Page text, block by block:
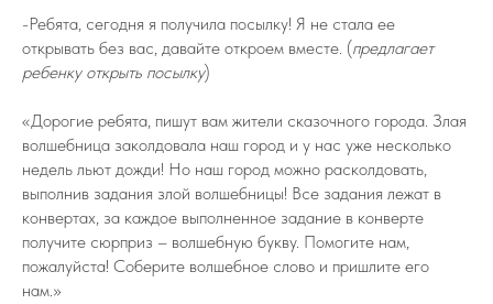
-Ребята, сегодня я получила посылку! Я не стала ее
открывать без вас, давайте откроем вместе. (предлагает
ребенку открыть посылку)
«Дорогие ребята, пишут вам жители сказочного города. Злая
волшебница заколдовала наш город и у нас уже несколько
недель льют дожди! Но наш город можно расколдовать,
выполнив задания злой волшебницы! Все задания лежат в
конвертах, за каждое выполненное задание в конверте
получите сюрприз – волшебную букву. Помогите нам,
пожалуйста! Соберите волшебное слово и пришлите его
нам.»